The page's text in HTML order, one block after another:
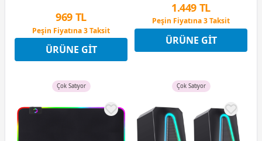
969 TL
Peşin Fiyatına 3 Taksit
12 Ay x 114 TL taksitle
Peşin Fiyatına 3 Taksit
ÜRÜNE GIT
1.449 TL
Peşin Fiyatına 3 Taksit
12 Ay x 170 TL taksitle
Peşin Fiyatına 3 Taksit
ÜRÜNE GIT
Çok Satıyor Çok Satıyor